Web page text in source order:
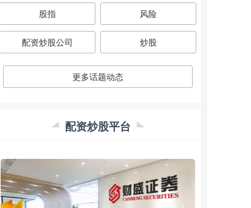
股指 风险
配资炒股公司 炒股
更多话题动态
配资炒股平台